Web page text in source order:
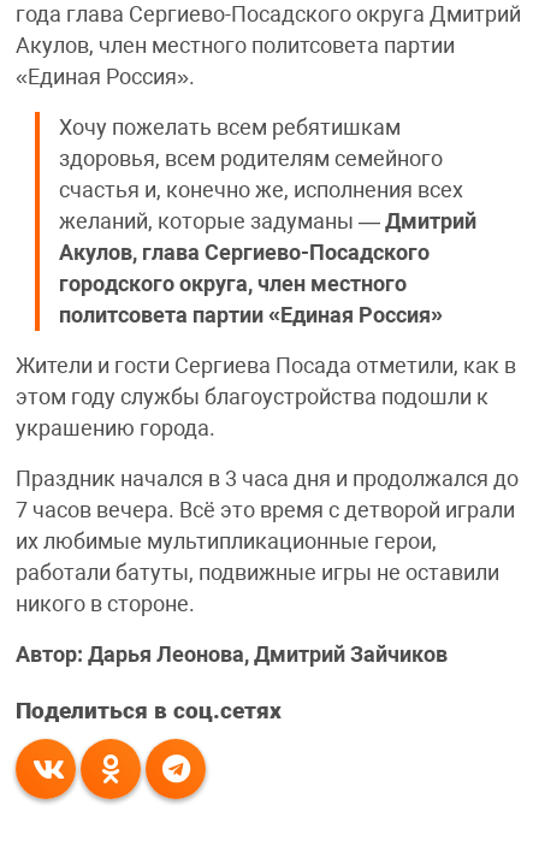
года глава Сергиево-Посадского округа Дмитрий
Акулов, член местного политсовета партии
«Единая Россия».
Хочу пожелать всем ребятишкам
здоровья, всем родителям семейного
счастья и, конечно же, исполнения всех
желаний, которые задуманы — Дмитрий
Акулов, глава Сергиево-Посадского
городского округа, член местного
политсовета партии «Единая Россия»
Жители и гости Сергиева Посада отметили, как в
этом году службы благоустройства подошли к
украшению города.
Праздник начался в 3 часа дня и продолжался до
7 часов вечера. Всё это время с детворой играли
их любимые мультипликационные герои,
работали батуты, подвижные игры не оставили
никого в стороне.
Автор: Дарья Леонова, Дмитрий Зайчиков
Поделиться в соц.сетях